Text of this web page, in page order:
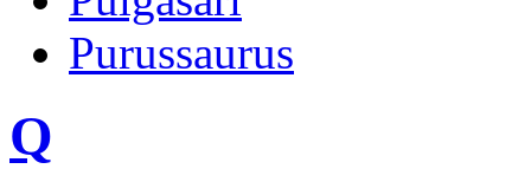
Purussaurus
Q